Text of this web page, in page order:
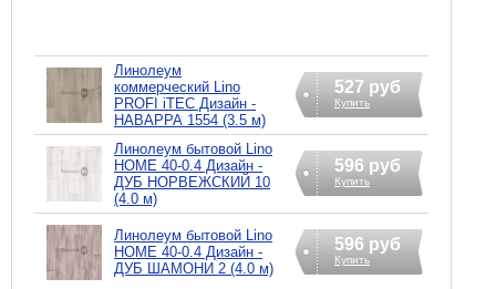
Линолеум
коммерческий Lino
PROFI iTEC Дизайн -
НАВАРРА 1554 (3.5 м)
527 руб
Купить
Линолеум бытовой Lino
HOME 40-0.4 Дизайн -
ДУБ НОРВЕЖСКИЙ 10
(4.0 м)
596 руб
Купить
Линолеум бытовой Lino
HOME 40-0.4 Дизайн -
ДУБ ШАМОНИ 2 (4.0 м)
596 руб
Купить